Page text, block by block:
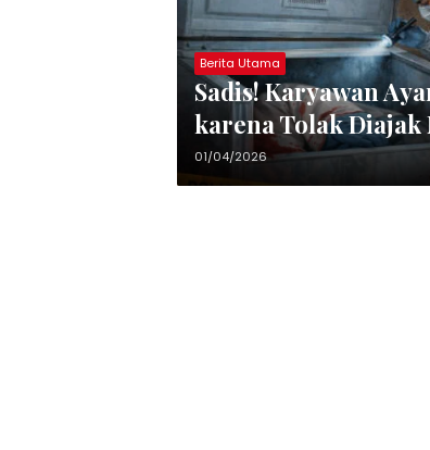
Berita Utama
Sadis! Karyawan
karena Tolak
01/04/2026